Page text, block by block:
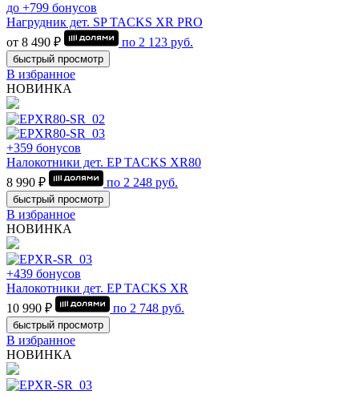
до +799 бонусов
Нагрудник дет. SP TACKS XR PRO
от 8 490 ₽
по 2 123 руб.
быстрый просмотр
В избранное
НОВИНКА
+359 бонусов
Налокотники дет. EP TACKS XR80
8 990 ₽
по 2 248 руб.
быстрый просмотр
В избранное
НОВИНКА
+439 бонусов
Налокотники дет. EP TACKS XR
10 990 ₽
по 2 748 руб.
быстрый просмотр
В избранное
НОВИНКА